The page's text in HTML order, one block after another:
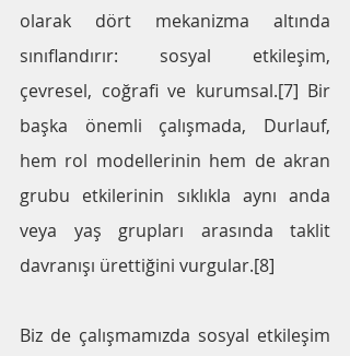
olarak dört mekanizma altında
sınıflandırır: sosyal etkileşim,
çevresel, coğrafi ve kurumsal.[7] Bir
başka önemli çalışmada, Durlauf,
hem rol modellerinin hem de akran
grubu etkilerinin sıklıkla aynı anda
veya yaş grupları arasında taklit
davranışı ürettiğini vurgular.[8]
Biz de çalışmamızda sosyal etkileşim